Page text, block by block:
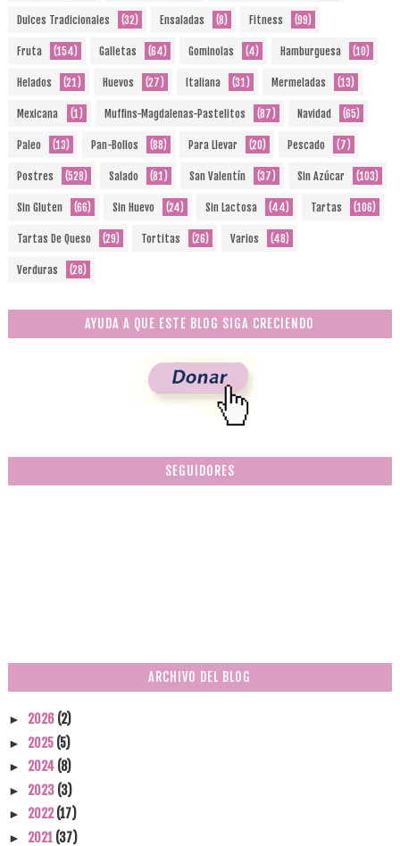
Dulces Tradicionales (32) Ensaladas (8) Fitness (99)
Fruta (154) Galletas (64) Gominolas (4) Hamburguesa (10)
Helados (21) Huevos (27) Italiana (31) Mermeladas (13)
Mexicana (1) Muffins-Magdalenas-Pastelitos (87) Navidad (65)
Paleo (13) Pan-Bollos (88) Para Llevar (20) Pescado (7)
Postres (528) Salado (81) San Valentín (37) Sin Azúcar (103)
Sin Gluten (66) Sin Huevo (24) Sin Lactosa (44) Tartas (106)
Tartas De Queso (29) Tortitas (26) Varios (48)
Verduras (28)
AYUDA A QUE ESTE BLOG SIGA CRECIENDO
SEGUIDORES
ARCHIVO DEL BLOG
► 2026 (2)
► 2025 (5)
► 2024 (8)
► 2023 (3)
► 2022(17)
► 2021 (37)